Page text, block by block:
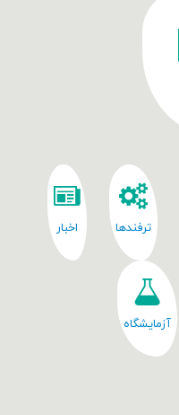
ترفندها اخبار
آزمایشگاه